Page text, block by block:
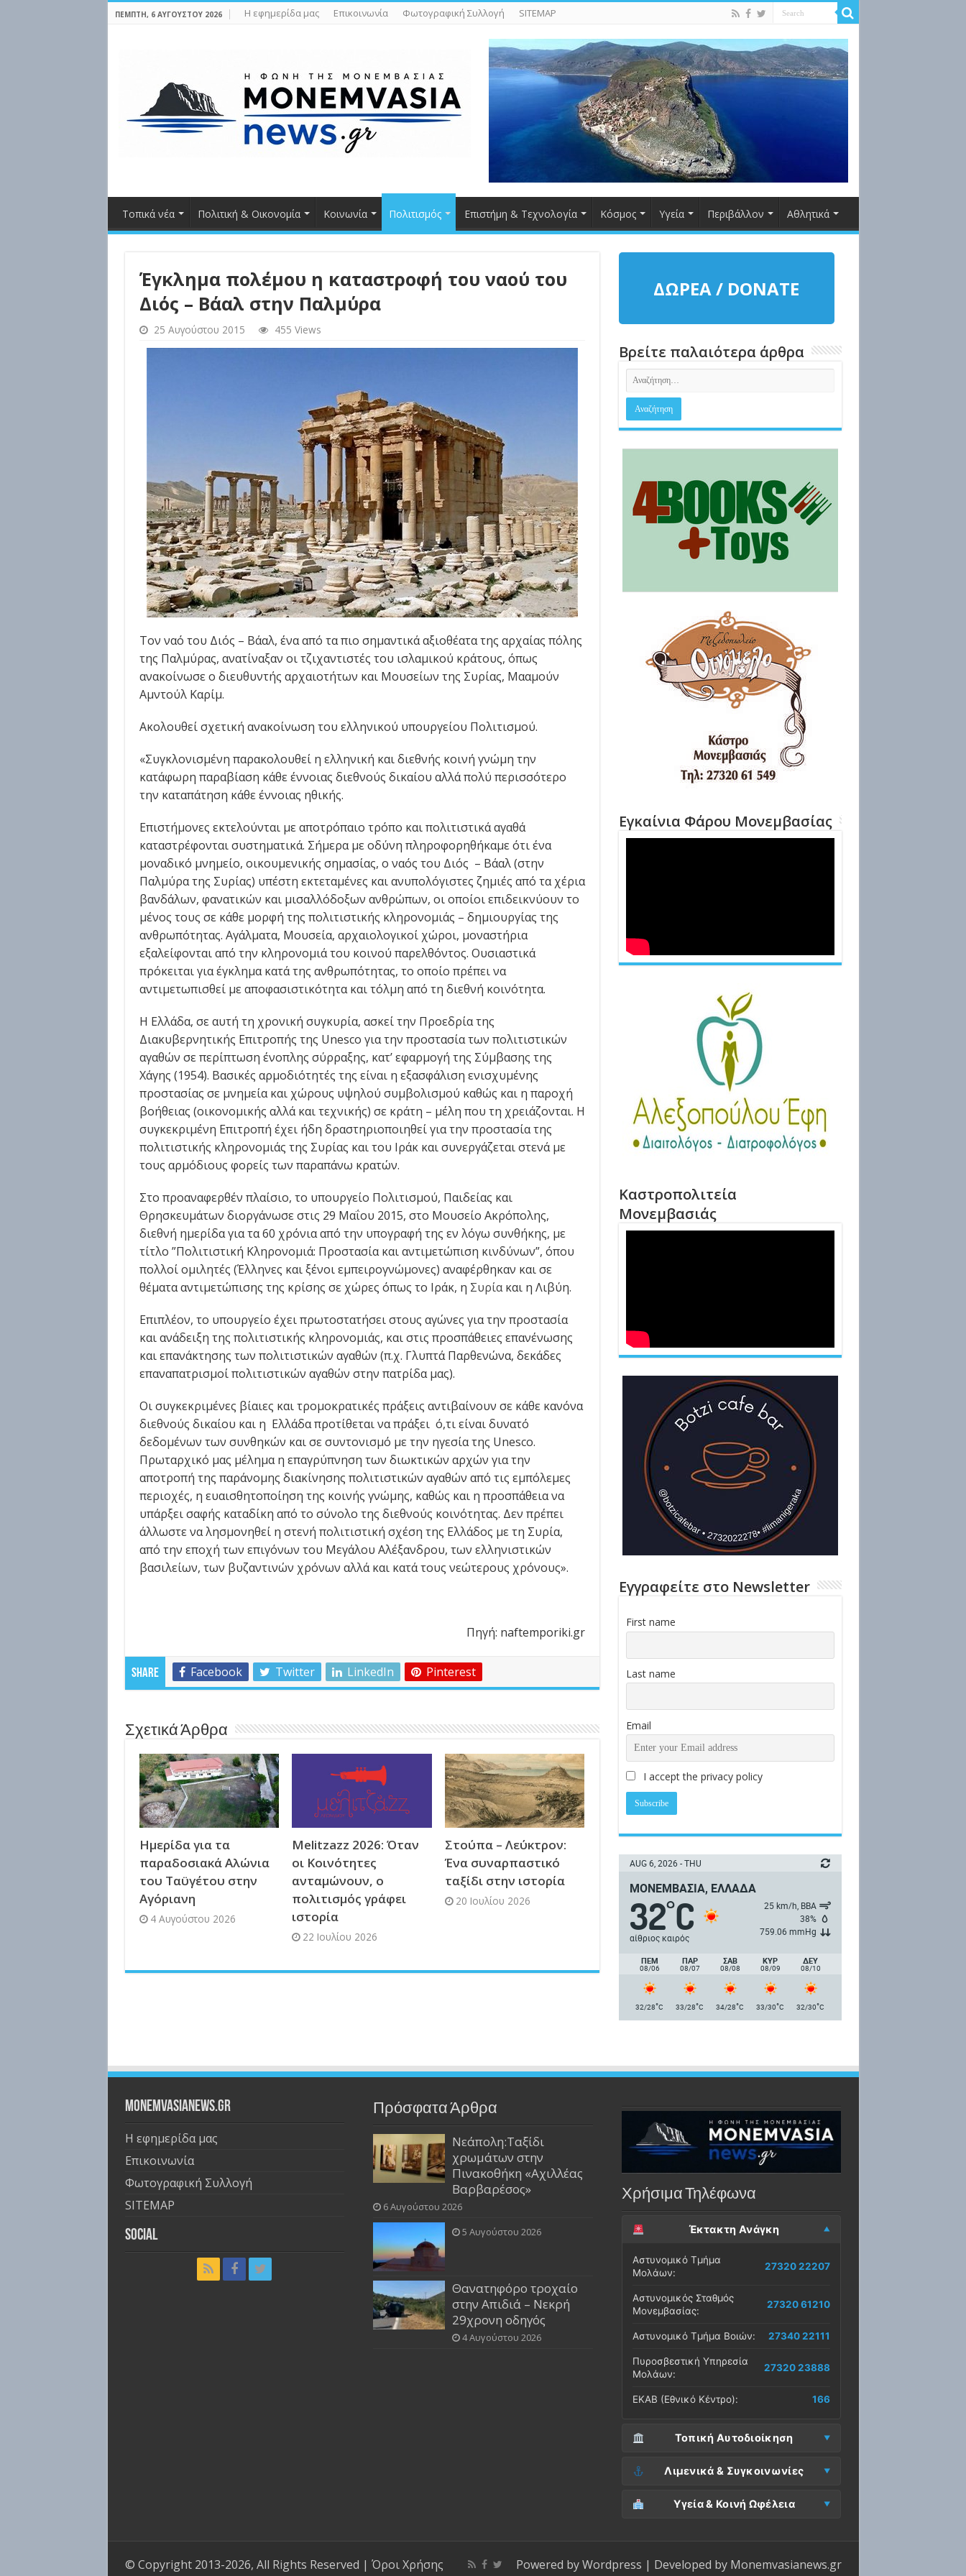
ΠΈΜΠΤΗ, 6 ΑΥΓΟΎΣΤΟΥ 2026 Η εφημερίδα μας Επικοινωνία Φωτογραφική Συλλογή SITEMAP
Τοπικά νέα Πολιτική & Οικονομία Κοινωνία Πολιτισμός Επιστήμη & Τεχνολογία Κόσμος Υγεία Περιβάλλον Αθλητικά
Έγκλημα πολέμου η καταστροφή του ναού του
Διός – Βάαλ στην Παλμύρα
25 Αυγούστου 2015 455 Views
Τον ναό του Διός – Βάαλ, ένα από τα πιο σημαντικά αξιοθέατα της αρχαίας πόλης
της Παλμύρας, ανατίναξαν οι τζιχαντιστές του ισλαμικού κράτους, όπως
ανακοίνωσε ο διευθυντής αρχαιοτήτων και Μουσείων της Συρίας, Μααμούν
Αμντούλ Καρίμ.
Ακολουθεί σχετική ανακοίνωση του ελληνικού υπουργείου Πολιτισμού.
«Συγκλονισμένη παρακολουθεί η ελληνική και διεθνής κοινή γνώμη την
κατάφωρη παραβίαση κάθε έννοιας διεθνούς δικαίου αλλά πολύ περισσότερο
την καταπάτηση κάθε έννοιας ηθικής.
Επιστήμονες εκτελούνται με αποτρόπαιο τρόπο και πολιτιστικά αγαθά
καταστρέφονται συστηματικά. Σήμερα με οδύνη πληροφορηθήκαμε ότι ένα
μοναδικό μνημείο, οικουμενικής σημασίας, ο ναός του Διός – Βάαλ (στην
Παλμύρα της Συρίας) υπέστη εκτεταμένες και ανυπολόγιστες ζημιές από τα χέρια
βανδάλων, φανατικών και μισαλλόδοξων ανθρώπων, οι οποίοι επιδεικνύουν το
μένος τους σε κάθε μορφή της πολιτιστικής κληρονομιάς – δημιουργίας της
ανθρωπότητας. Αγάλματα, Μουσεία, αρχαιολογικοί χώροι, μοναστήρια
εξαλείφονται από την κληρονομιά του κοινού παρελθόντος. Ουσιαστικά
πρόκειται για έγκλημα κατά της ανθρωπότητας, το οποίο πρέπει να
αντιμετωπισθεί με αποφασιστικότητα και τόλμη από τη διεθνή κοινότητα.
Η Ελλάδα, σε αυτή τη χρονική συγκυρία, ασκεί την Προεδρία της
Διακυβερνητικής Επιτροπής της Unesco για την προστασία των πολιτιστικών
αγαθών σε περίπτωση ένοπλης σύρραξης, κατ’ εφαρμογή της Σύμβασης της
Χάγης (1954). Βασικές αρμοδιότητές της είναι η εξασφάλιση ενισχυμένης
προστασίας σε μνημεία και χώρους υψηλού συμβολισμού καθώς και η παροχή
βοήθειας (οικονομικής αλλά και τεχνικής) σε κράτη – μέλη που τη χρειάζονται. Η
συγκεκριμένη Επιτροπή έχει ήδη δραστηριοποιηθεί για την προστασία της
πολιτιστικής κληρονομιάς της Συρίας και του Ιράκ και συνεργάζεται στενά με
τους αρμόδιους φορείς των παραπάνω κρατών.
Στο προαναφερθέν πλαίσιο, το υπουργείο Πολιτισμού, Παιδείας και
Θρησκευμάτων διοργάνωσε στις 29 Μαΐου 2015, στο Μουσείο Ακρόπολης,
διεθνή ημερίδα για τα 60 χρόνια από την υπογραφή της εν λόγω συνθήκης, με
τίτλο ”Πολιτιστική Κληρονομιά: Προστασία και αντιμετώπιση κινδύνων”, όπου
πολλοί ομιλητές (Έλληνες και ξένοι εμπειρογνώμονες) αναφέρθηκαν και σε
θέματα αντιμετώπισης της κρίσης σε χώρες όπως το Ιράκ, η Συρίακαι η Λιβύη.
Επιπλέον, το υπουργείο έχει πρωτοστατήσει στους αγώνες για την προστασία
και ανάδειξη της πολιτιστικής κληρονομιάς, και στις προσπάθειες επανένωσης
και επανάκτησης των πολιτιστικών αγαθών (π.χ. Γλυπτά Παρθενώνα, δεκάδες
επαναπατρισμοί πολιτιστικών αγαθών στην πατρίδα μας).
Οι συγκεκριμένες βίαιες και τρομοκρατικές πράξεις αντιβαίνουν σε κάθε κανόνα
διεθνούς δικαίου και η Ελλάδα προτίθεται να πράξει ό,τι είναι δυνατό
δεδομένων των συνθηκών και σε συντονισμό με την ηγεσία της Unesco.
Πρωταρχικό μας μέλημα η επαγρύπνηση των διωκτικών αρχών για την
αποτροπή της παράνομης διακίνησης πολιτιστικών αγαθών από τις εμπόλεμες
περιοχές, η ευαισθητοποίηση της κοινής γνώμης, καθώς και η προσπάθεια να
υπάρξει σαφής καταδίκη από το σύνολο της διεθνούς κοινότητας. Δεν πρέπει
άλλωστε να λησμονηθεί η στενή πολιτιστική σχέση της Ελλάδος με τη Συρία,
από την εποχή των επιγόνων του Μεγάλου Αλέξανδρου, των ελληνιστικών
βασιλείων, των βυζαντινών χρόνων αλλά και κατά τους νεώτερους χρόνους».
Πηγή: naftemporiki.gr
Share Facebook Twitter LinkedIn Pinterest
Σχετικά Άρθρα
Ημερίδα για τα
παραδοσιακά Αλώνια
του Ταϋγέτου στην
Αγόριανη
4 Αυγούστου 2026
Melitzazz 2026: Όταν
οι Κοινότητες
ανταμώνουν, ο
πολιτισμός γράφει
ιστορία
22 Ιουλίου 2026
Στούπα – Λεύκτρον:
Ένα συναρπαστικό
ταξίδι στην ιστορία
20 Ιουλίου 2026
ΔΩΡΕΑ / DONATE
Βρείτε παλαιότερα άρθρα
Εγκαίνια Φάρου Μονεμβασίας
Καστροπολιτεία
Μονεμβασιάς
Εγγραφείτε στο Newsletter
First name
Last name
Email
I accept the privacy policy
AUG 6, 2026 - THU
ΜΟΝΕΜΒΑΣΙΆ, ΕΛΛΆΔΑ
32°C
αίθριος καιρός
25 km/h, ΒΒΑ
38%
759.06 mmHg
ΠΈΜ
08/06
ΠΑΡ
08/07
ΣΑΒ
08/08
ΚΥΡ
08/09
ΔΕΥ
08/10
32/28°C 33/28°C 34/28°C 33/30°C 32/30°C
Monemvasianews.gr
Η εφημερίδα μας
Επικοινωνία
Φωτογραφική Συλλογή
SITEMAP
Social
Πρόσφατα Άρθρα
Νεάπολη:Ταξίδι
χρωμάτων στην
Πινακοθήκη «Αχιλλέας
Βαρβαρέσος»
6 Αυγούστου 2026
5 Αυγούστου 2026
Θανατηφόρο τροχαίο
στην Απιδιά – Νεκρή
29χρονη οδηγός
4 Αυγούστου 2026
Χρήσιμα Τηλέφωνα
Έκτακτη Ανάγκη
Αστυνομικό Τμήμα
Μολάων:
27320 22207
Αστυνομικός Σταθμός
Μονεμβασίας:
27320 61210
Αστυνομικό Τμήμα Βοιών: 27340 22111
Πυροσβεστική Υπηρεσία
Μολάων:
27320 23888
ΕΚΑΒ (Εθνικό Κέντρο): 166
Τοπική Αυτοδιοίκηση
Δήμος Μονεμβασίας
(Έδρα):
27323 60500
Δ.Ε. Μονεμβασίας
27323 60019
ΚΕΠ Μονεμβασίας: 27323 60031
Λιμενικά & Συγκοινωνίες
Λιμεναρχείο
Μονεμβασίας:
27320 61266
ΚΤΕΛ Λακωνίας (Σταθμός
Μολάων):
27320 22209
Υγεία & Κοινή Ωφέλεια
Powered byWordpress | Developed by Monemvasianews.gr
© Copyright 2013-2026, All Rights Reserved | Όροι Χρήσης